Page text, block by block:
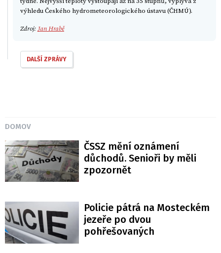
výhledu Českého hydrometeorologického ústavu (ČHMÚ).
Zdroj: Jan Hrabě
DALŠÍ ZPRÁVY
DOMOV
ČSSZ mění oznámení
důchodů. Senioři by měli
zpozornět
Policie pátrá na Mosteckém
jezeře po dvou
pohřešovaných